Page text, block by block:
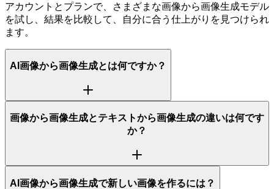
アカウントとプランで、さまざまな画像から画像生成モデル
を試し、結果を比較して、自分に合う仕上がりを見つけられ
ます。
AI画像から画像生成とは何ですか？
画像から画像生成とテキストから画像生成の違いは何です
か？
AI画像から画像生成で新しい画像を作るには？